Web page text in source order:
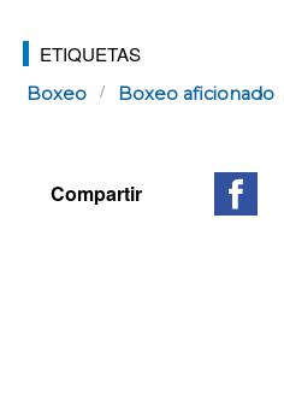
ETIQUETAS
Boxeo Boxeo aficionado